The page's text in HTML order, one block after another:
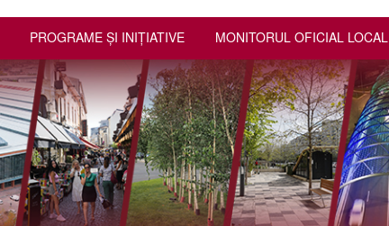
PROGRAME ŞI INIŢIATIVE MONITORUL OFICIAL LOCAL